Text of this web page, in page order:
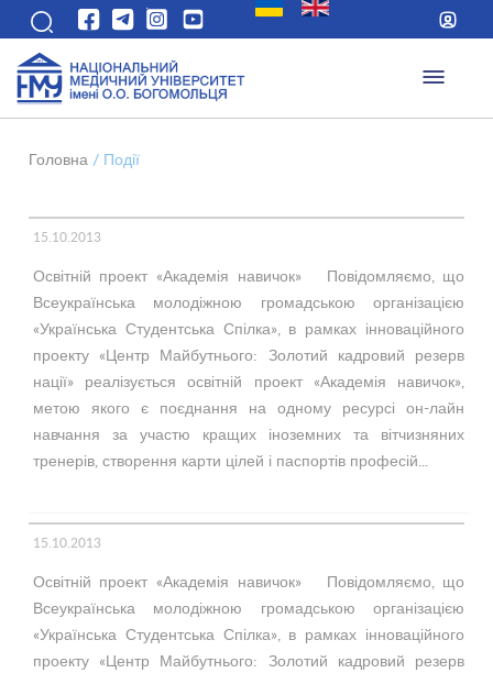
Головна / Події
15.10.2013
Освітній проект «Академія навичок» Повідомляємо, що
Всеукраїнська молодіжною громадською організацією
«Українська Студентська Спілка», в рамках інноваційного
проекту «Центр Майбутнього: Золотий кадровий резерв
нації» реалізується освітній проект «Академія навичок»,
метою якого є поєднання на одному ресурсі он-лайн
навчання за участю кращих іноземних та вітчизняних
тренерів, створення карти цілей і паспортів професій...
15.10.2013
Освітній проект «Академія навичок» Повідомляємо, що
Всеукраїнська молодіжною громадською організацією
«Українська Студентська Спілка», в рамках інноваційного
проекту «Центр Майбутнього: Золотий кадровий резерв